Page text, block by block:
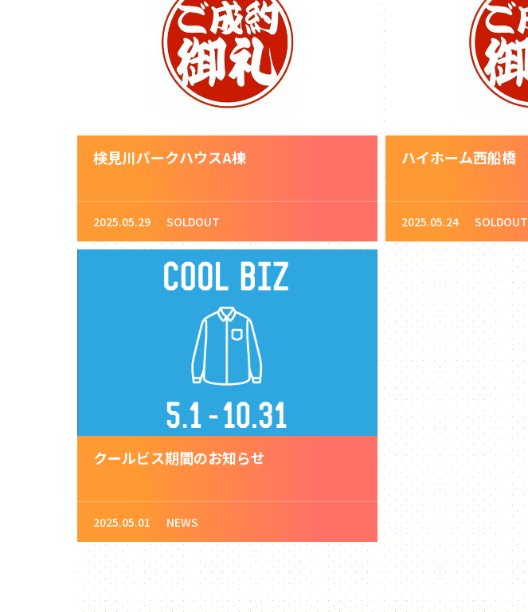
検見川パークハウスA棟
2025.05.29 SOLDOUT
ハイホーム西船橋
2025.05.24 SOLDOUT
クールビス期間のお知らせ
2025.05.01 NEWS